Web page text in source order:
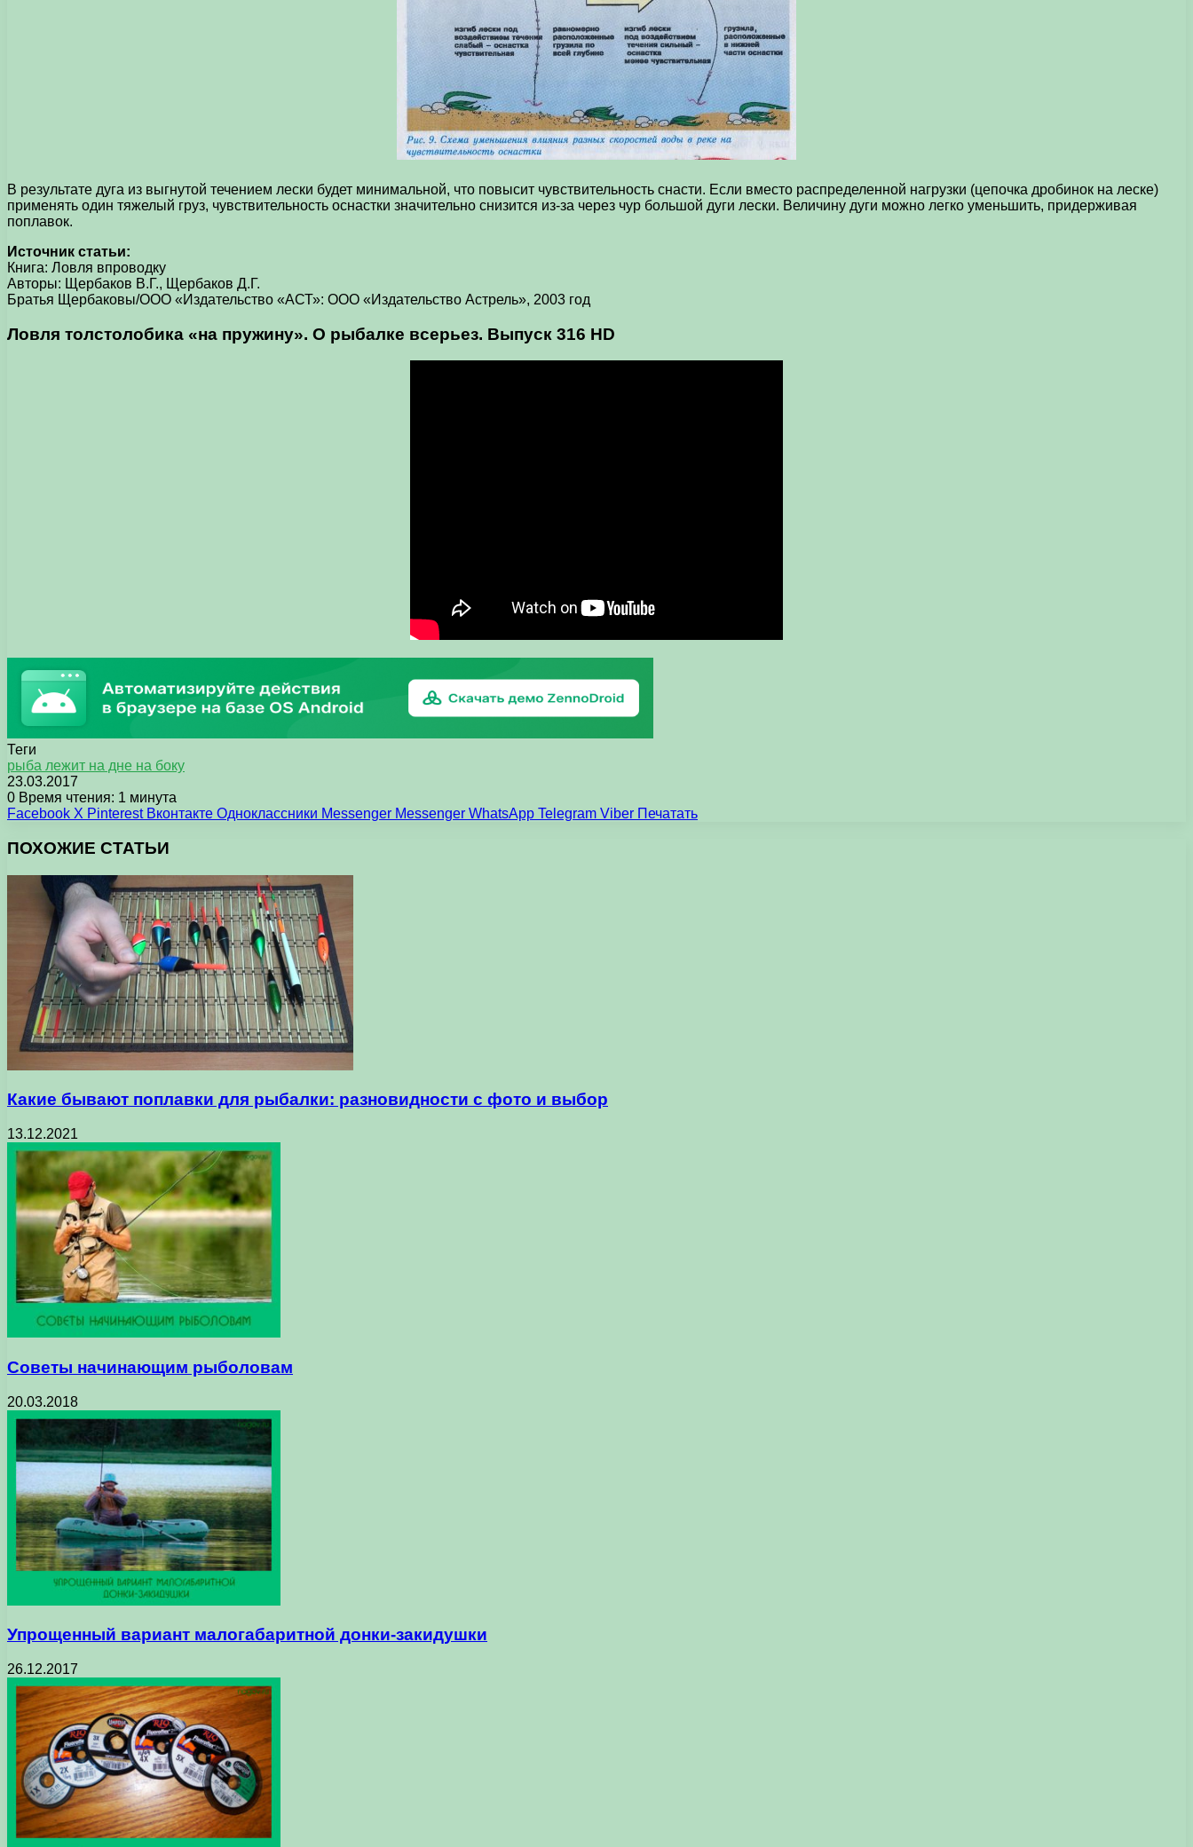
В результате дуга из выгнутой течением лески будет минимальной, что повысит чувствительность снасти. Если вместо распределенной нагрузки (цепочка дробинок на леске)
применять один тяжелый груз, чувствительность оснастки значительно снизится из-за через чур большой дуги лески. Величину дуги можно легко уменьшить, придерживая
поплавок.
Источник статьи:
Книга: Ловля впроводку
Авторы: Щербаков В.Г., Щербаков Д.Г.
Братья Щербаковы/ООО «Издательство «АСТ»: ООО «Издательство Астрель», 2003 год
Ловля толстолобика «на пружину». О рыбалке всерьез. Выпуск 316 HD
Теги
рыба лежит на дне на боку
23.03.2017
0 Время чтения: 1 минута
Facebook X Pinterest Вконтакте Одноклассники Messenger Messenger WhatsApp Telegram Viber Печатать
ПОХОЖИЕ СТАТЬИ
Какие бывают поплавки для рыбалки: разновидности с фото и выбор
13.12.2021
Советы начинающим рыболовам
20.03.2018
Упрощенный вариант малогабаритной донки-закидушки
26.12.2017